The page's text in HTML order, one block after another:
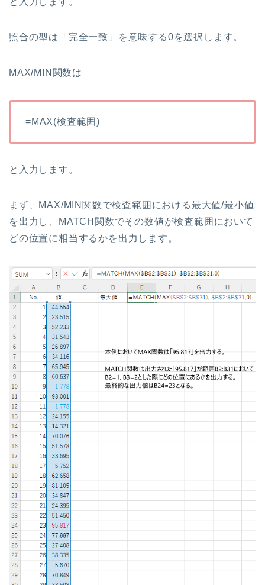
照合の型は「完全一致」を意味する0を選択します。
MAX/MIN関数は
=MAX(検査範囲)
と入力します。
まず、MAX/MIN関数で検査範囲における最大値/最小値
を出力し、MATCH関数でその数値が検査範囲において
どの位置に相当するかを出力します。